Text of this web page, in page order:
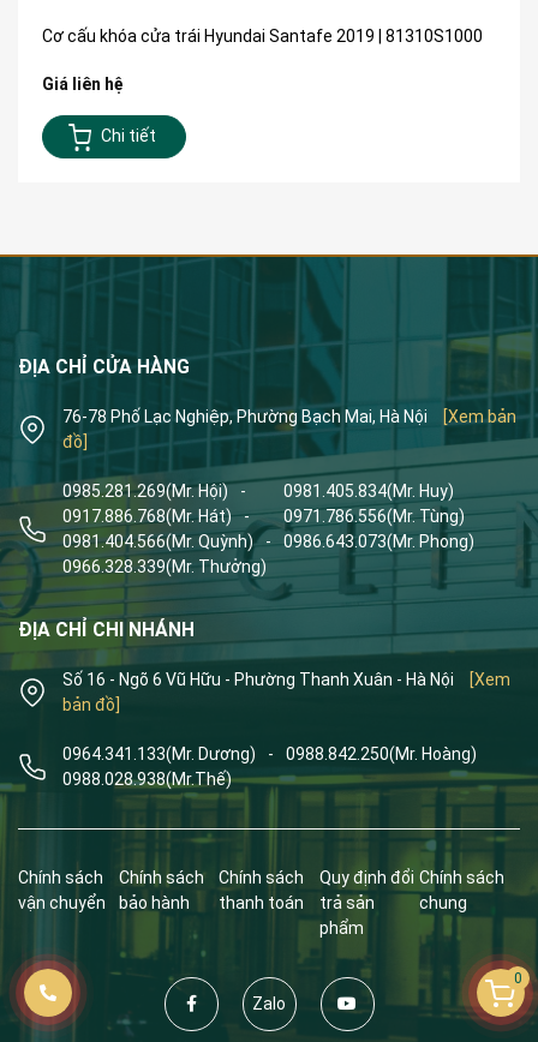
Cơ cấu khóa cửa trái Hyundai Santafe 2019 | 81310S1000
Giá liên hệ
Chi tiết
ĐỊA CHỈ CỬA HÀNG
76-78 Phố Lạc Nghiệp, Phường Bạch Mai, Hà Nội
[Xem bản
đồ]
0985.281.269(Mr. Hội) - 0981.405.834(Mr. Huy)
0917.886.768(Mr. Hát) - 0971.786.556(Mr. Tùng)
0981.404.566(Mr. Quỳnh) - 0986.643.073(Mr. Phong)
0966.328.339(Mr. Thưởng)
ĐỊA CHỈ CHI NHÁNH
Số 16 - Ngõ 6 Vũ Hữu - Phường Thanh Xuân - Hà Nội
[Xem
bản đồ]
0964.341.133(Mr. Dương) - 0988.842.250(Mr. Hoàng)
0988.028.938(Mr.Thế)
Chính sách
vận chuyển
Chính sách
bảo hành
Chính sách
thanh toán
Quy định đổi
trả sản
phẩm
Chính sách
chung
Zalo
0